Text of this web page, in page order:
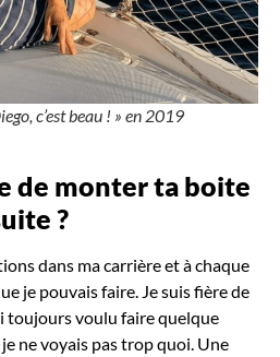
c’est beau ! » en 2019
de monter ta boite
?
dans ma carrière et à chaque
je pouvais faire. Je suis fière de
toujours voulu faire quelque
ne voyais pas trop quoi. Une